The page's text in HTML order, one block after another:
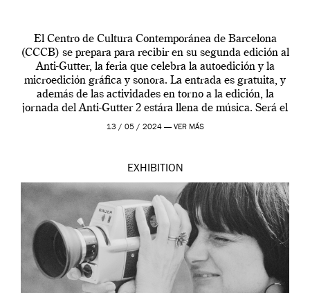
El Centro de Cultura Contemporánea de Barcelona
(CCCB) se prepara para recibir en su segunda edición al
Anti-Gutter, la feria que celebra la autoedición y la
microedición gráfica y sonora. La entrada es gratuita, y
además de las actividades en torno a la edición, la
jornada del Anti-Gutter 2 estára llena de música. Será el
[…]
13 / 05 / 2024 — VER MÁS
EXHIBITION